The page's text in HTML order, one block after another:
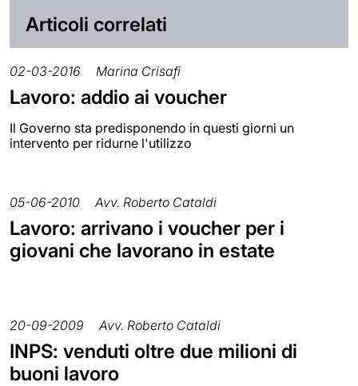
Articoli correlati
02-03-2016 Marina Crisafi
Lavoro: addio ai voucher
Il Governo sta predisponendo in questi giorni un
intervento per ridurne l'utilizzo
05-06-2010 Avv. Roberto Cataldi
Lavoro: arrivano i voucher per i
giovani che lavorano in estate
20-09-2009 Avv. Roberto Cataldi
INPS: venduti oltre due milioni di
buoni lavoro